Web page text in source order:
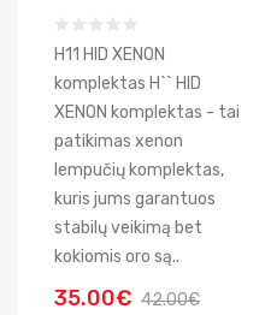
H11 HID XENON
komplektas H`` HID
XENON komplektas - tai
patikimas xenon
lempučių komplektas,
kuris jums garantuos
stabilų veikimą bet
kokiomis oro są..
35.00€ 42.00€